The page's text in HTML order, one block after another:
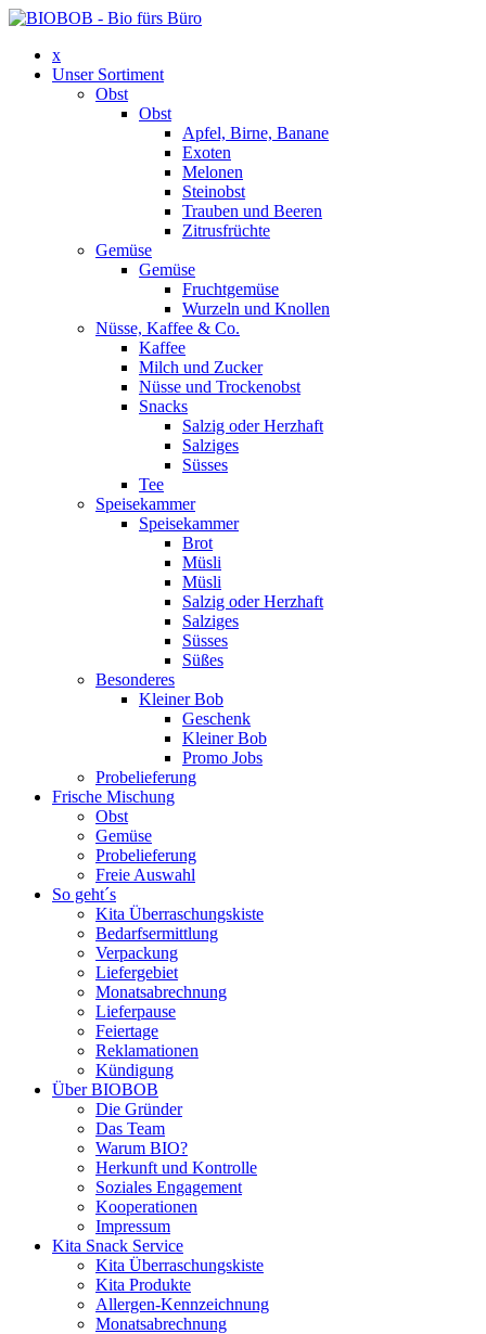
x
Unser Sortiment
Obst
Obst
Apfel, Birne, Banane
Exoten
Melonen
Steinobst
Trauben und Beeren
Zitrusfrüchte
Gemüse
Gemüse
Fruchtgemüse
Wurzeln und Knollen
Nüsse, Kaffee & Co.
Kaffee
Milch und Zucker
Nüsse und Trockenobst
Snacks
Salzig oder Herzhaft
Salziges
Süsses
Tee
Speisekammer
Speisekammer
Brot
Müsli
Müsli
Salzig oder Herzhaft
Salziges
Süsses
Süßes
Besonderes
Kleiner Bob
Geschenk
Kleiner Bob
Promo Jobs
Probelieferung
Frische Mischung
Obst
Gemüse
Probelieferung
Freie Auswahl
So geht´s
Kita Überraschungskiste
Bedarfsermittlung
Verpackung
Liefergebiet
Monatsabrechnung
Lieferpause
Feiertage
Reklamationen
Kündigung
Über BIOBOB
Die Gründer
Das Team
Warum BIO?
Herkunft und Kontrolle
Soziales Engagement
Kooperationen
Impressum
Kita Snack Service
Kita Überraschungskiste
Kita Produkte
Allergen-Kennzeichnung
Monatsabrechnung